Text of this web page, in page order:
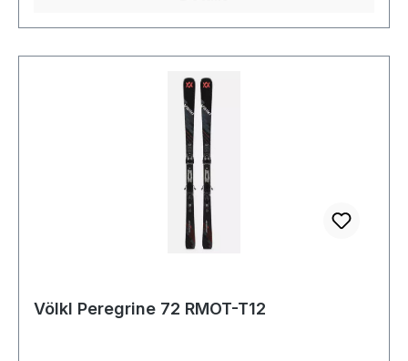
Völkl Peregrine 72 RMOT-T12